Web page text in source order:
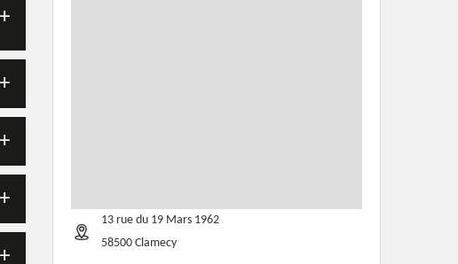
13 rue du 19 Mars 1962
58500 Clamecy